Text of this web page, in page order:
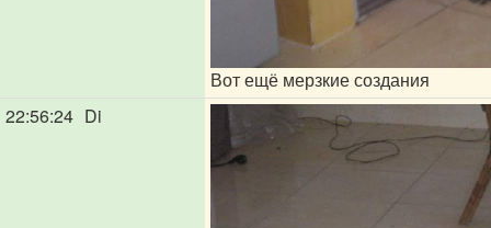
Вот ещё мерзкие создания
22:56:24 Di